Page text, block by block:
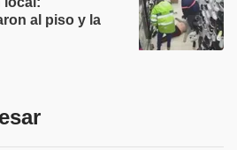
al piso y la